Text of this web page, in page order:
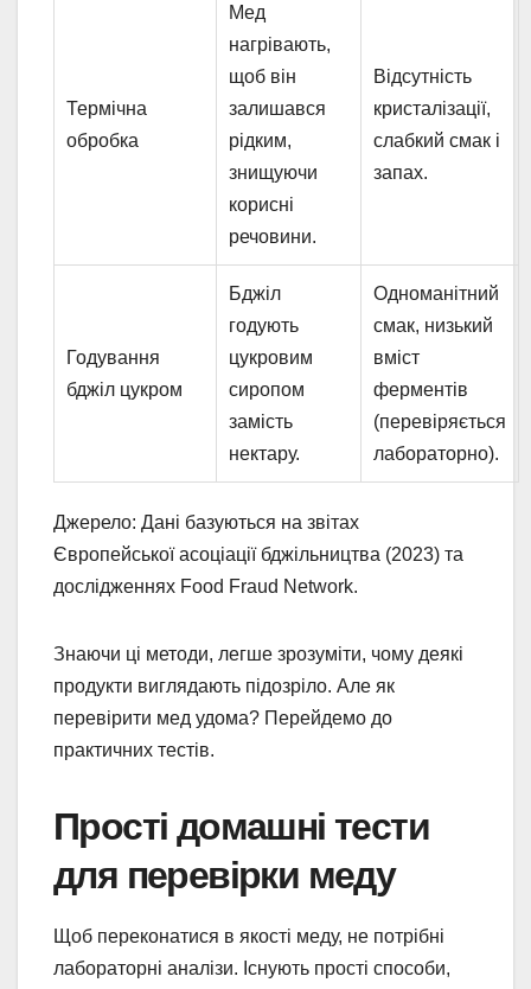
Термічна
обробка
Мед
нагрівають,
щоб він
залишався
рідким,
знищуючи
корисні
речовини.
Відсутність
кристалізації,
слабкий смак і
запах.
Годування
бджіл цукром
Бджіл
годують
цукровим
сиропом
замість
нектару.
Одноманітний
смак, низький
вміст
ферментів
(перевіряється
лабораторно).
Джерело: Дані базуються на звітах
Європейської асоціації бджільництва (2023) та
дослідженнях Food Fraud Network.
Знаючи ці методи, легше зрозуміти, чому деякі
продукти виглядають підозріло. Але як
перевірити мед удома? Перейдемо до
практичних тестів.
Прості домашні тести
для перевірки меду
Щоб переконатися в якості меду, не потрібні
лабораторні аналізи. Існують прості способи,